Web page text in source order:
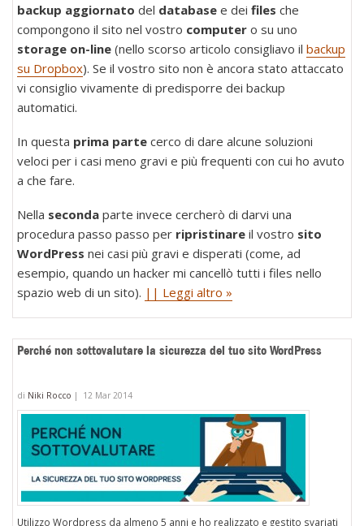
backup aggiornato del databasee dei files che
compongono il sito nel vostro computero su uno
storage on-line(nello scorso articolo consigliavo il backup
su Dropbox). Se il vostro sito non è ancora stato attaccato
vi consiglio vivamente di predisporre dei backup
automatici.
In questa prima partecerco di dare alcune soluzioni
veloci per i casi meno gravi e più frequenti con cui ho avuto
a che fare.
Nella secondaparte invece cercherò di darvi una
procedura passo passo per ripristinareil vostro sito
WordPress nei casi più gravi e disperati (come, ad
esempio, quando un hacker mi cancellò tutti i files nello
spazio web di un sito). || Leggi altro »
Perché non sottovalutare la sicurezza del tuo sito WordPress
di Niki Rocco | 12 Mar 2014
Utilizzo Wordpress da almeno 5 anni e ho realizzato e gestito svariati